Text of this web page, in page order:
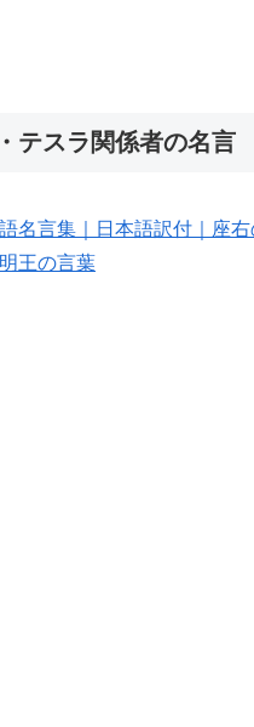
テスラ関係者の名言
名言集｜日本語訳付｜座
王の言葉